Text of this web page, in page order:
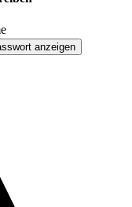
anzeigen